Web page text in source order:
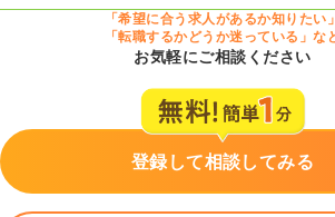
「希望に合う求人があるか知りたい」
「転職するかどうか迷っている」な
お気軽にご相談ください
登録して相談してみる